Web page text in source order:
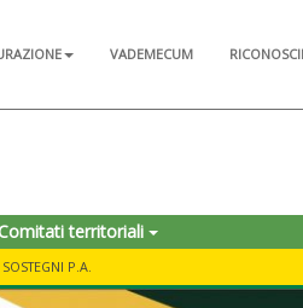
VADEMECUM
territoriali
P.A.